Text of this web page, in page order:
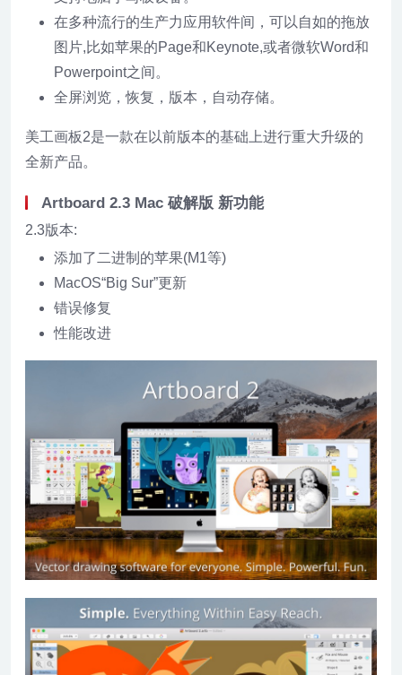
在多种流行的生产力应用软件间，可以自如的拖放
图片,比如苹果的Page和Keynote,或者微软Word和
Powerpoint之间。
全屏浏览，恢复，版本，自动存储。
美工画板2是一款在以前版本的基础上进行重大升级的
全新产品。
Artboard 2.3 Mac 破解版 新功能
2.3版本:
添加了二进制的苹果(M1等)
MacOS“Big Sur”更新
错误修复
性能改进